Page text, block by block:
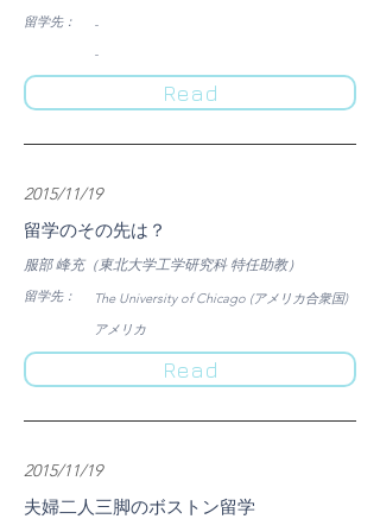
​留学先：
-
-
Read
​2015/11/19
留学のその先は？
服部 峰充（東北大学工学研究科 特任助教）
​留学先：
The University of Chicago (アメリカ合衆国)
​アメリカ
Read
2015/11/19
夫婦二人三脚のボストン留学